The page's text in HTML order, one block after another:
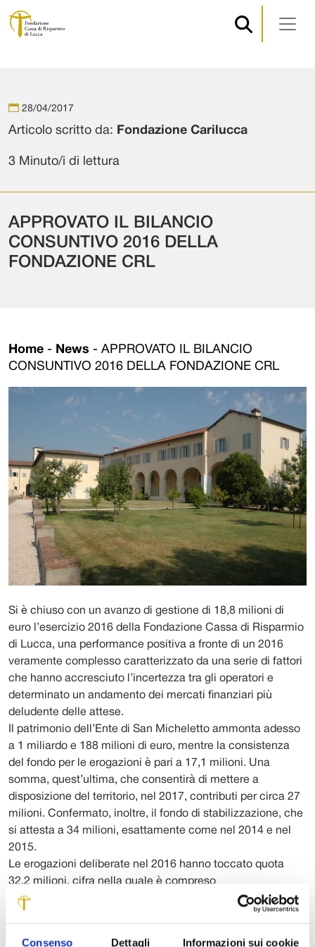
Consenso Dettagli Informazioni sui cookie
Navigazione principale
28/04/2017
Articolo scritto da: Fondazione Carilucca
3 Minuto/i di lettura
APPROVATO IL BILANCIO
CONSUNTIVO 2016 DELLA
FONDAZIONE CRL
Home - News - APPROVATO IL BILANCIO
CONSUNTIVO 2016 DELLA FONDAZIONE CRL
Si è chiuso con un avanzo di gestione di 18,8 milioni di
euro l’esercizio 2016 della Fondazione Cassa di Risparmio
di Lucca, una performance positiva a fronte di un 2016
veramente complesso caratterizzato da una serie di fattori
che hanno accresciuto l’incertezza tra gli operatori e
determinato un andamento dei mercati finanziari più
deludente delle attese.
Il patrimonio dell’Ente di San Micheletto ammonta adesso
a 1 miliardo e 188 milioni di euro, mentre la consistenza
del fondo per le erogazioni è pari a 17,1 milioni. Una
somma, quest’ultima, che consentirà di mettere a
disposizione del territorio, nel 2017, contributi per circa 27
milioni. Confermato, inoltre, il fondo di stabilizzazione, che
si attesta a 34 milioni, esattamente come nel 2014 e nel
2015.
Le erogazioni deliberate nel 2016 hanno toccato quota
32,2 milioni, cifra nella quale è compreso
l’accantonamento per il Fondo per il Volontariato e circa